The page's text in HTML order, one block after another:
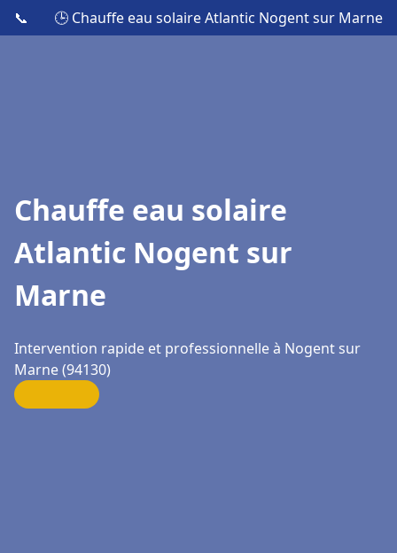
📞 🕒 Chauffe eau solaire Atlantic Nogent sur Marne
Chauffe eau solaire
Atlantic Nogent sur
Marne
Intervention rapide et professionnelle à Nogent sur
Marne (94130)